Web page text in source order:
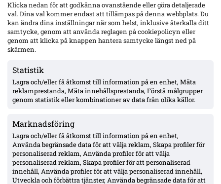
Klicka nedan för att godkänna ovanstående eller göra detaljerade
val. Dina val kommer endast att tillämpas på denna webbplats. Du
kan ändra dina inställningar när som helst, inklusive återkalla ditt
samtycke, genom att använda reglagen på cookiepolicyn eller
genom att klicka på knappen hantera samtycke längst ned på
skärmen.
Statistik
Lagra och/eller få åtkomst till information på en enhet, Mäta
reklamprestanda, Mäta innehållsprestanda, Förstå målgrupper
genom statistik eller kombinationer av data från olika källor.
Marknadsföring
Lagra och/eller få åtkomst till information på en enhet,
Använda begränsade data för att välja reklam, Skapa profiler för
personaliserad reklam, Använda profiler för att välja
personaliserad reklam, Skapa profiler för att personaliserad
innehåll, Använda profiler för att välja personaliserad innehåll,
Utveckla och förbättra tjänster, Använda begränsade data för att
Mjällby – inhopp i 84:e minuten
17-årige Theodor Lundbergh har spelat alla MFF:s 15 matcher –
VSK: Jonathan Rings rehab har stannat – sänkt belastning;
Lushaku osäker, Nsabiyumva igång med boll
MFF:s vänsterback: Johan Karlsson eller Theodor Lundbergh –
John skadad, Busanello och Kurtulus avstängda; Malte Frejd
Pålsson in bredvid Djurić, 17-årige Hidalgo aktuell
Julius Beck öppen för Elfsborg-köp – lån säsongen ut med
option, Sturm Graz-kontrakt till 2029